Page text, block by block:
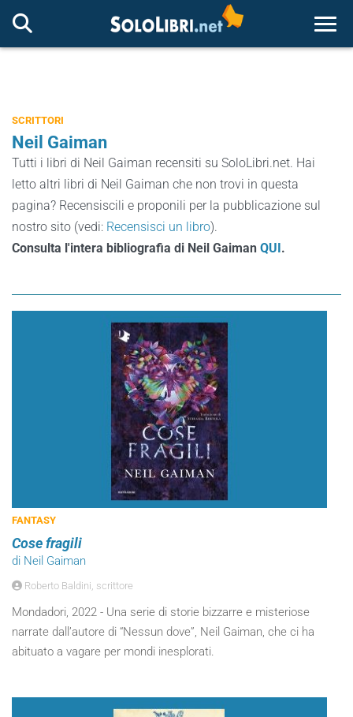
SCRITTORI
Neil Gaiman
Tutti i libri di Neil Gaiman recensiti su SoloLibri.net. Hai
letto altri libri di Neil Gaiman che non trovi in questa
pagina? Recensiscili e proponili per la pubblicazione sul
nostro sito (vedi: Recensisci un libro).
Consulta l'intera bibliografia di Neil Gaiman QUI.
FANTASY
Cose fragili
di Neil Gaiman
Roberto Baldini, scrittore
Mondadori, 2022 - Una serie di storie bizzarre e misteriose
narrate dall’autore di “Nessun dove”, Neil Gaiman, che ci ha
abituato a vagare per mondi inesplorati.